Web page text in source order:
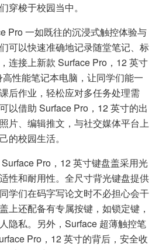
穿梭于校园当中。
Pro 一如既往的沉浸式触控体验与
可以快速准确地记录随堂笔记、标
连接上新款 Surface Pro，12 英寸
性能笔记本电脑，让同学们能一
后作业，轻松应对多任务处理需
以借助 Surface Pro，12 英寸的出
片、编辑推文，与社交媒体平台上
的校园生活。
Pro，12 英寸键盘盖采用光
性和耐用性。全尺寸背光键盘提供
学们在码字写论文时不必担心会干
上还配备有专属按键，如锁定键，
隐私。另外，Surface 超薄触控笔
Pro，12 英寸的背后，安全收